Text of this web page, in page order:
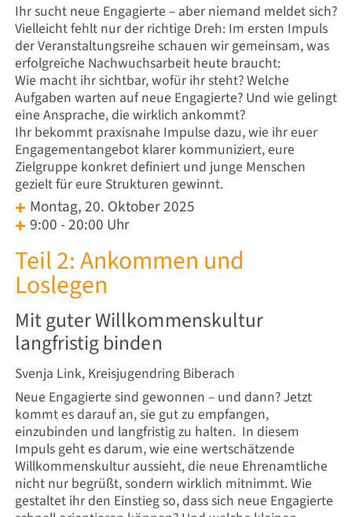
Ihr sucht neue Engagierte – aber niemand meldet sich?
Vielleicht fehlt nur der richtige Dreh: Im ersten Impuls
der Veranstaltungsreihe schauen wir gemeinsam, was
erfolgreiche Nachwuchsarbeit heute braucht:
Wie macht ihr sichtbar, wofür ihr steht? Welche
Aufgaben warten auf neue Engagierte? Und wie gelingt
eine Ansprache, die wirklich ankommt?
Ihr bekommt praxisnahe Impulse dazu, wie ihr euer
Engagementangebot klarer kommuniziert, eure
Zielgruppe konkret definiert und junge Menschen
gezielt für eure Strukturen gewinnt.
Montag, 20. Oktober 2025
9:00 - 20:00 Uhr
Teil 2: Ankommen und
Loslegen
Mit guter Willkommenskultur
langfristig binden
Svenja Link, Kreisjugendring Biberach
Neue Engagierte sind gewonnen – und dann? Jetzt
kommt es darauf an, sie gut zu empfangen,
einzubinden und langfristig zu halten. In diesem
Impuls geht es darum, wie eine wertschätzende
Willkommenskultur aussieht, die neue Ehrenamtliche
nicht nur begrüßt, sondern wirklich mitnimmt. Wie
gestaltet ihr den Einstieg so, dass sich neue Engagierte